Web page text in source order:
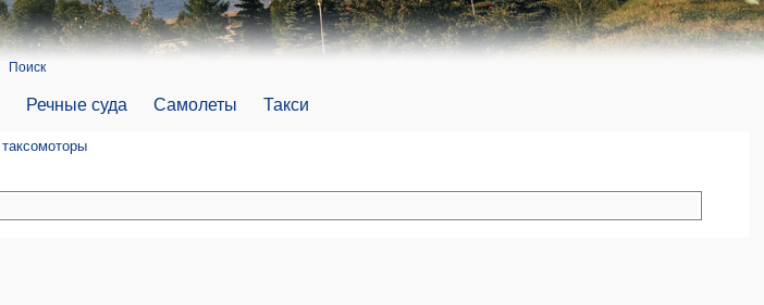
Поиск
Речные суда Самолеты Такси
таксомоторы